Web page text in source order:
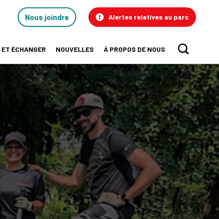
Contact
Us
Nous joindre Alertes relatives au parc
ÉCHANGER NOUVELLES À PROPOS DE NOUS